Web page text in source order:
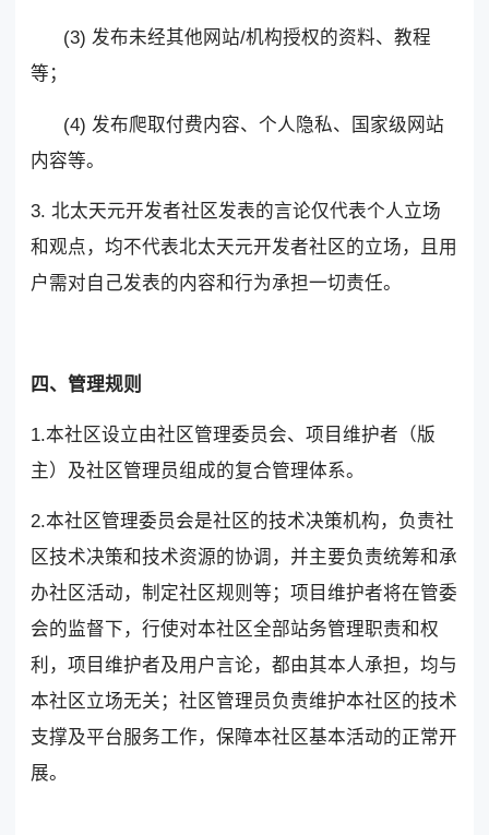
(3) 发布未经其他网站/机构授权的资料、教程
等；
(4) 发布爬取付费内容、个人隐私、国家级网站
内容等。
3. 北太天元开发者社区发表的言论仅代表个人立场
和观点，均不代表北太天元开发者社区的立场，且用
户需对自己发表的内容和行为承担一切责任。
四、管理规则
1.本社区设立由社区管理委员会、项目维护者（版
主）及社区管理员组成的复合管理体系。
2.本社区管理委员会是社区的技术决策机构，负责社
区技术决策和技术资源的协调，并主要负责统筹和承
办社区活动，制定社区规则等；项目维护者将在管委
会的监督下，行使对本社区全部站务管理职责和权
利，项目维护者及用户言论，都由其本人承担，均与
本社区立场无关；社区管理员负责维护本社区的技术
支撑及平台服务工作，保障本社区基本活动的正常开
展。